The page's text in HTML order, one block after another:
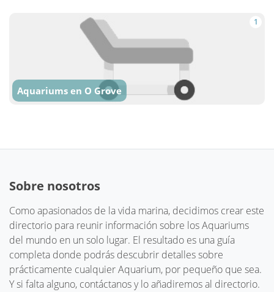
1
Aquariums en O Grove
Sobre nosotros
Como apasionados de la vida marina, decidimos crear este
directorio para reunir información sobre los Aquariums
del mundo en un solo lugar. El resultado es una guía
completa donde podrás descubrir detalles sobre
prácticamente cualquier Aquarium, por pequeño que sea.
Y si falta alguno, contáctanos y lo añadiremos al directorio.